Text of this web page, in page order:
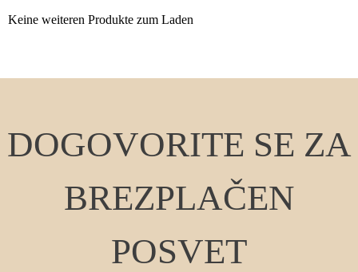
Keine weiteren Produkte zum Laden
DOGOVORITE SE ZA
BREZPLAČEN
POSVET